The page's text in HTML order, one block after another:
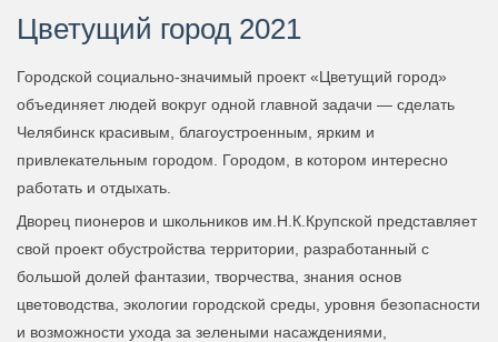
Цветущий город 2021
Городской социально-значимый проект «Цветущий город»
объединяет людей вокруг одной главной задачи — сделать
Челябинск красивым, благоустроенным, ярким и
привлекательным городом. Городом, в котором интересно
работать и отдыхать.
Дворец пионеров и школьников им.Н.К.Крупской представляет
свой проект обустройства территории, разработанный с
большой долей фантазии, творчества, знания основ
цветоводства, экологии городской среды, уровня безопасности
и возможности ухода за зелеными насаждениями,